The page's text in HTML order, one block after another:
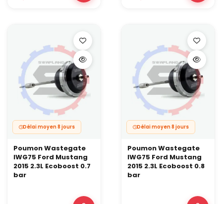
Délai moyen 8 jours
Poumon Wastegate
IWG75 Ford Mustang
2015 2.3L Ecoboost 0.7
bar
Délai moyen 8 jours
Poumon Wastegate
IWG75 Ford Mustang
2015 2.3L Ecoboost 0.8
bar